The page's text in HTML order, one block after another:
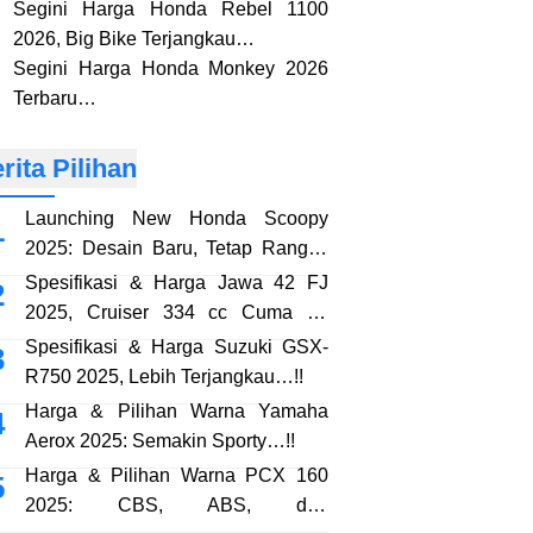
Segini Harga Honda Rebel 1100
2026, Big Bike Terjangkau…
Segini Harga Honda Monkey 2026
Terbaru…
Pilihan
Launching New Honda Scoopy
2025: Desain Baru, Tetap Rangka
eSAF…!!
Spesifikasi & Harga Jawa 42 FJ
2025, Cruiser 334 cc Cuma 38
Jutaan…!!
Spesifikasi & Harga Suzuki GSX-
R750 2025, Lebih Terjangkau…!!
Harga & Pilihan Warna Yamaha
Aerox 2025: Semakin Sporty…!!
Harga & Pilihan Warna PCX 160
2025: CBS, ABS, dan